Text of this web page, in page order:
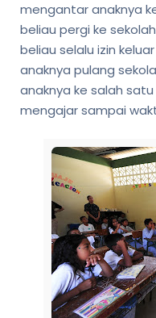
mengantar anaknya
beliau pergi ke
beliau selalu izin
anaknya pulang
anaknya ke salah
mengajar sampai